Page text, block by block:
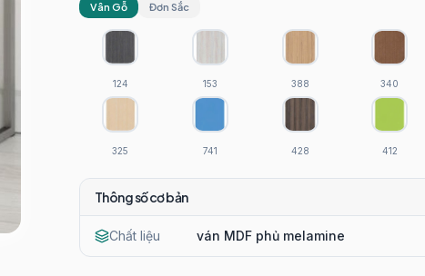
Vân Gỗ Đơn Sắc
124 153 388 340
325 741 428 412
Thông số cơ bản
Chất liệu ván MDF phủ melamine